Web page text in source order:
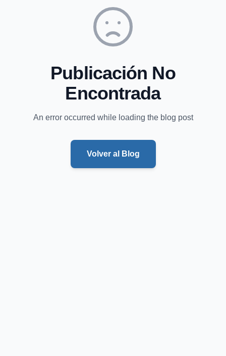
Publicación No
Encontrada
An error occurred while loading the blog post
Volver al Blog